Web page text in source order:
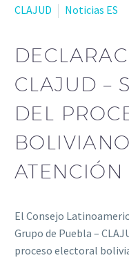
CLAJUD
Noticias ES
CLAJUD –
DEL
ATENCIÓN
El Consejo
Grupo de Puebla –
proceso electoral